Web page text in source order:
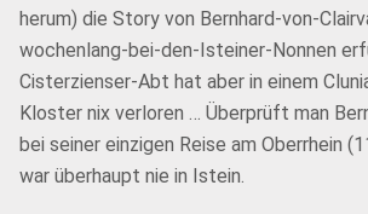
herum) die Story von Bernhard-von-
wochenlang-bei-den-Isteiner-Nonnen
Cisterzienser-Abt hat aber in einem
Kloster nix verloren … Überprüft man
bei seiner einzigen Reise am Oberrhein
war überhaupt nie in Istein.